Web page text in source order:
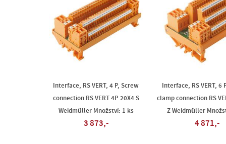
Interface, RS VERT, 4 P, Screw
connection RS VERT 4P 20X4 S
Weidmüller Množství: 1 ks
3 873,-
Interface, RS VERT, 6
clamp connection RS
Z Weidmüller
4 871,-